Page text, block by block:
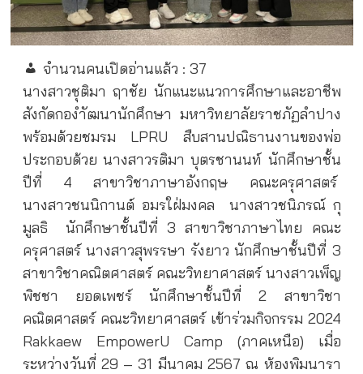
จำนวนคนเปิดอ่านแล้ว : 37
นางสาวชุติมา ฤาชัย นักแนะแนวการศึกษาและอาชีพ
สังกัดกองำัฒนานักศึกษา มหาวิทยาลัยราชภัฏลำปาง
พร้อมด้วยชมรม LPRU สืบสานปณิธานงานของพ่อ
ประกอบด้วย นางสาวรติมา บุตรชานนท์ นักศึกษาชั้น
ปีที่ 4 สาขาวิชาภาษาอังกฤษ คณะครุศาสตร์
นางสาวชนนิกานต์ อมรใฝ่มงคล
นางสาวชนิภรณ์ กุ
มูลธิ
นักศึกษาชั้นปีที่ 3 สาขาวิชาภาษาไทย คณะ
ครุศาสตร์ นางสาวสุพรรษา รังยาว นักศึกษาชั้นปีที่ 3
สาขาวิชาคณิตศาสตร์ คณะวิทยาศาสตร์ นางสาวเพ็ญ
พิชชา ยอดเพชร์ นักศึกษาชั้นปีที่ 2 สาขาวิชา
คณิตศาสตร์ คณะวิทยาศาสตร์ เข้าร่วมกิจกรรม 2024
Rakkaew EmpowerU Camp (ภาคเหนือ) เมื่อ
ระหว่างวันที่ 29 – 31 มีนาคม 2567 ณ ห้องพิมนารา